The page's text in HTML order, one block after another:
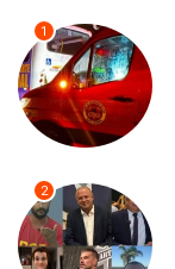
1
2